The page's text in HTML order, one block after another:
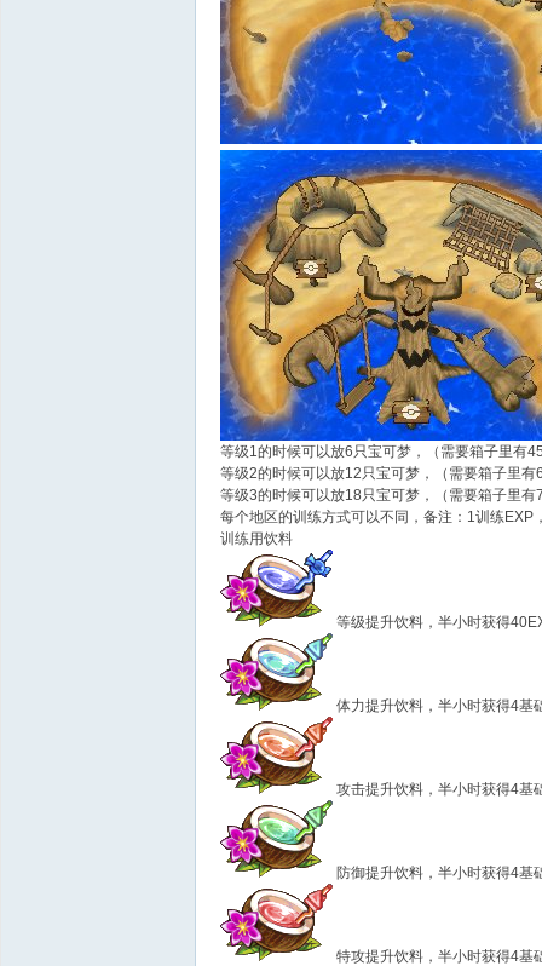
等级1的时候可以放6只宝可梦，（需要箱子里有
等级2的时候可以放12只宝可梦，（需要箱子里
等级3的时候可以放18只宝可梦，（需要箱子里
每个地区的训练方式可以不同，备注：1训练
训练用饮料
等级提升饮料，半小时获得
体力提升饮料，半小时获得4基
攻击提升饮料，半小时获得4基
防御提升饮料，半小时获得4基
特攻提升饮料，半小时获得4基